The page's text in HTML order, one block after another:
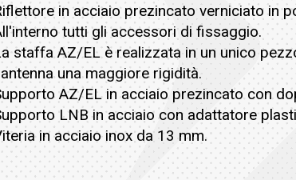
in acciaio prezincato verniciato in
tutti gli accessori di fissaggio.
staffa AZ/EL è realizzata in un unico
una maggiore rigidità.
AZ/EL in acciaio prezincato con
LNB in acciaio con adattatore
in acciaio inox da 13 mm.